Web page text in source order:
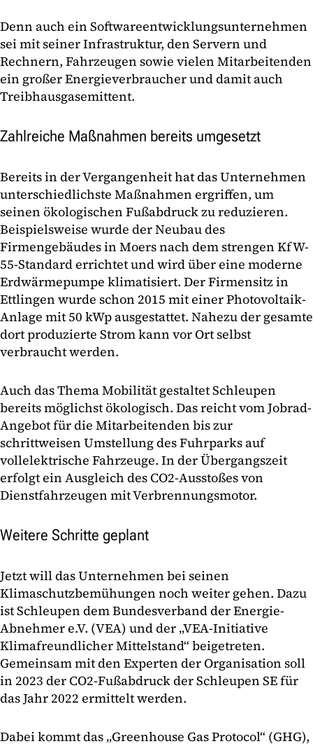
Denn auch ein Softwareentwicklungsunternehmen
sei mit seiner Infrastruktur, den Servern und
Rechnern, Fahrzeugen sowie vielen Mitarbeitenden
ein großer Energieverbraucher und damit auch
Treibhausgasemittent.
Zahlreiche Maßnahmen bereits umgesetzt
Bereits in der Vergangenheit hat das Unternehmen
unterschiedlichste Maßnahmen ergriffen, um
seinen ökologischen Fußabdruck zu reduzieren.
Beispielsweise wurde der Neubau des
Firmengebäudes in Moers nach dem strengen KfW-
55-Standard errichtet und wird über eine moderne
Erdwärmepumpe klimatisiert. Der Firmensitz in
Ettlingen wurde schon 2015 mit einer Photovoltaik-
Anlage mit 50 kWp ausgestattet. Nahezu der gesamte
dort produzierte Strom kann vor Ort selbst
verbraucht werden.
Auch das Thema Mobilität gestaltet Schleupen
bereits möglichst ökologisch. Das reicht vom Jobrad-
Angebot für die Mitarbeitenden bis zur
schrittweisen Umstellung des Fuhrparks auf
vollelektrische Fahrzeuge. In der Übergangszeit
erfolgt ein Ausgleich des CO2-Ausstoßes von
Dienstfahrzeugen mit Verbrennungsmotor.
Weitere Schritte geplant
Jetzt will das Unternehmen bei seinen
Klimaschutzbemühungen noch weiter gehen. Dazu
ist Schleupen dem Bundesverband der Energie-
Abnehmer e.V. (VEA) und der „VEA-Initiative
Klimafreundlicher Mittelstand“ beigetreten.
Gemeinsam mit den Experten der Organisation soll
in 2023 der CO2-Fußabdruck der Schleupen SE für
das Jahr 2022 ermittelt werden.
Dabei kommt das „Greenhouse Gas Protocol“ (GHG),